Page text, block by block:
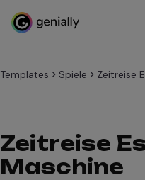
Templates Spiele Zeitreise
Zeitreise
Maschine